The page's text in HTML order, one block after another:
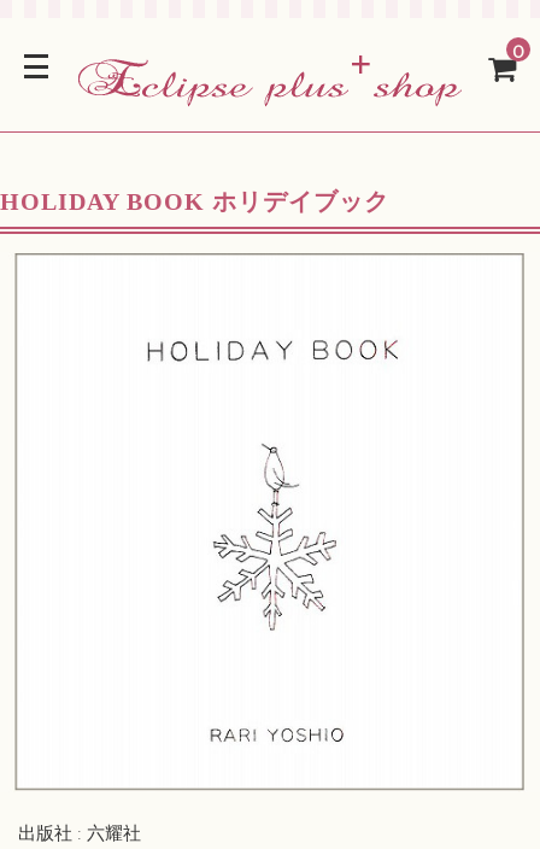
0
HOLIDAY BOOK ホリデイブック
出版社 : 六耀社